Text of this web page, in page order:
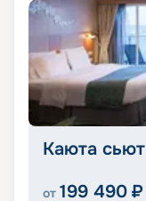
Каюта сьют
от 199 490 ₽